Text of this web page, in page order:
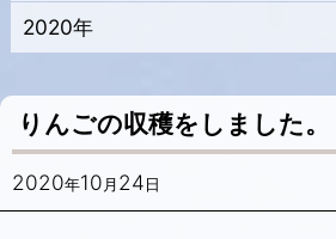
りんごの収穫をしました。
2020年10月24日
2020年